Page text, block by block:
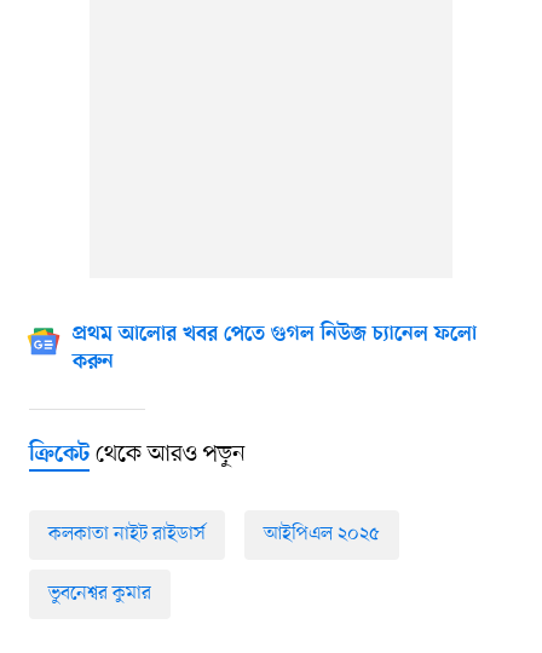
প্রথম আলোর খবর পেতে গুগল নিউজ চ্যানেল ফলো
করুন
ক্রিকেটথেকে আরও পড়ুন
কলকাতা নাইট রাইডার্স আইপিএল ২০২৫
ভুবনেশ্বর কুমার